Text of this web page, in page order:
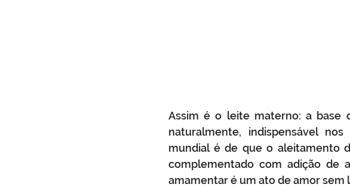
Assim é o leite materno: a base
naturalmente, indispensável
mundial é de que o aleitamento
complementado com adição de
amamentar é um ato de amor sem